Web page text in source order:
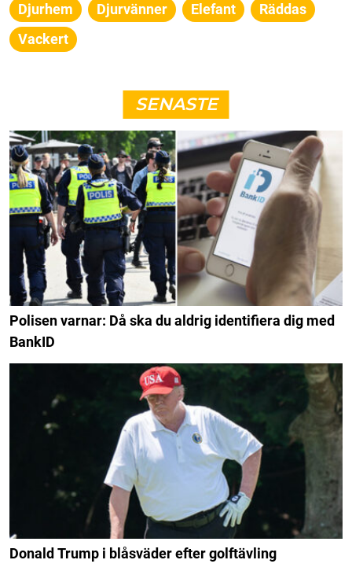
Djurhem Djurvänner Elefant
Räddas
Vackert
SENASTE
Polisen varnar: Då ska du aldrig identifiera dig med
BankID
Donald Trump i blåsväder efter golftävling